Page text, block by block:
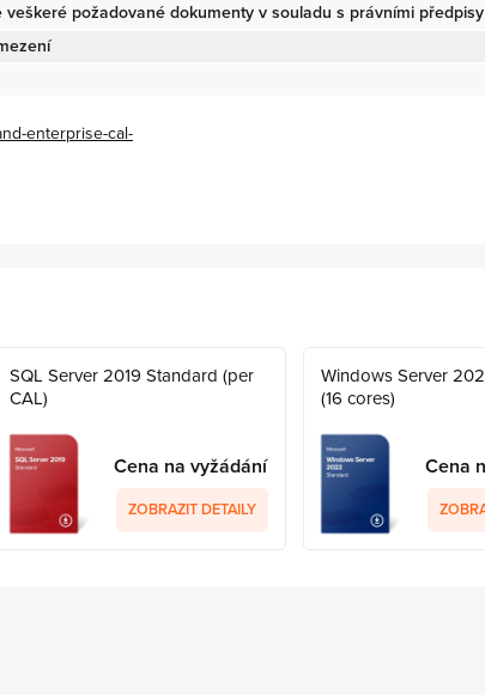
veškeré požadované dokumenty v souladu s právními předpisy
enterprise-cal-
SQL Server 2019 Standard (per
CAL)
Cena na vyžádání
ZOBRAZIT DETAILY
Windows Server
(16 cores)
Cena